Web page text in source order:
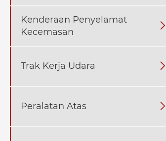
Kenderaan Penyelamat
Kecemasan

Trak Kerja Udara 
Peralatan Atas 